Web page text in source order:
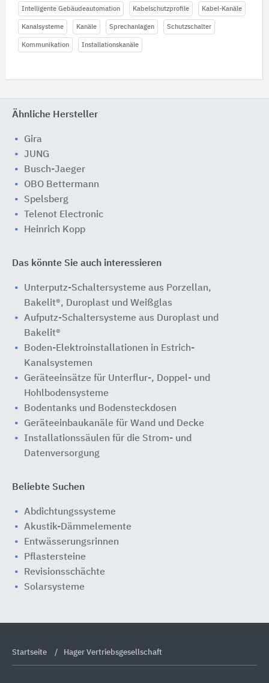
Intelligente Gebäudeautomation Kabelschutzprofile Kabel-Kanäle
Kanalsysteme Kanäle Sprechanlagen Schutzschalter
Kommunikation Installationskanäle
Ähnliche Hersteller
Gira
JUNG
Busch-Jaeger
OBO Bettermann
Spelsberg
Telenot Electronic
Heinrich Kopp
Das könnte Sie auch interessieren
Unterputz-Schaltersysteme aus Porzellan,
Bakelit®, Duroplast und Weißglas
Aufputz-Schaltersysteme aus Duroplast und
Bakelit®
Boden-Elektroinstallationen in Estrich-
Kanalsystemen
Geräteeinsätze für Unterflur-, Doppel- und
Hohlbodensysteme
Bodentanks und Bodensteckdosen
Geräteeinbaukanäle für Wand und Decke
Installationssäulen für die Strom- und
Datenversorgung
Beliebte Suchen
Abdichtungssysteme
Akustik-Dämmelemente
Entwässerungsrinnen
Pflastersteine
Revisionsschächte
Solarsysteme
Startseite Hager Vertriebsgesellschaft